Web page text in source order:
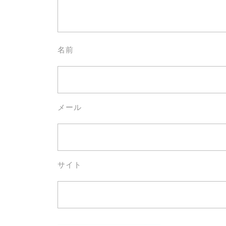
名前
メール
サイト